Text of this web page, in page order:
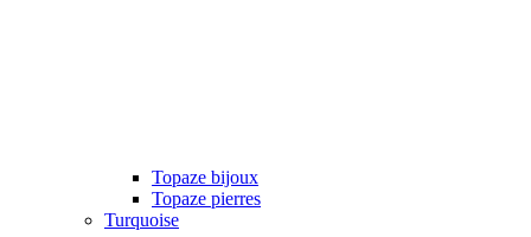
Topaze bijoux
Topaze pierres
Turquoise